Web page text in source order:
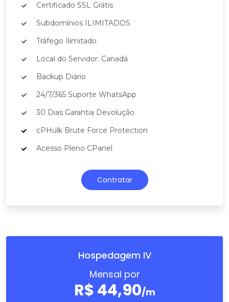
Certificado SSL Grátis
Subdomínios ILIMITADOS
Tráfego Ilimitado
Local do Servidor: Canadá
Backup Diário
24/7/365 Suporte WhatsApp
30 Dias Garantia Devolução
cPHulk Brute Force Protection
Acesso Pleno CPanel
Contratar
Hospedagem IV
Mensal por
R$ 44,90/m